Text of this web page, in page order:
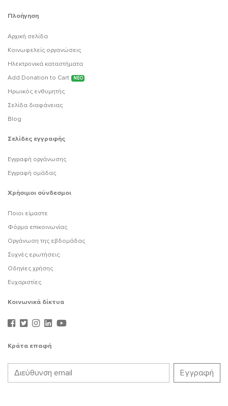
Πλοήγηση
Αρχική σελίδα
Κοινωφελείς οργανώσεις
Ηλεκτρονικά καταστήματα
Add Donation to Cart
ΝΕΟ
Ηρωικός ενθυμητής
Σελίδα διαφάνειας
Blog
Σελίδες εγγραφής
Εγγραφή οργάνωσης
Εγγραφή ομάδας
Χρήσιμοι σύνδεσμοι
Ποιοι είμαστε
Φόρμα επικοινωνίας
Οργάνωση της εβδομάδας
Συχνές ερωτήσεις
Οδηγίες χρήσης
Ευχαριστίες
Κοινωνικά δίκτυα
Κράτα επαφή